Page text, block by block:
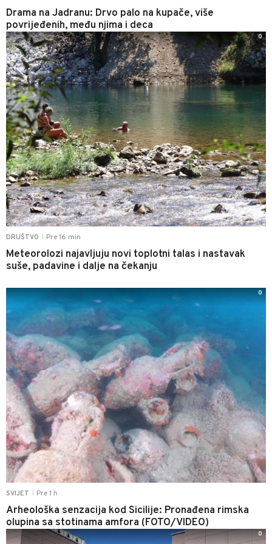
Drama na Jadranu: Drvo palo na kupače, više
povrijeđenih, među njima i deca
DRUŠTVO Pre 16 min
Meteorolozi najavljuju novi toplotni talas i nastavak
suše, padavine i dalje na čekanju
0
SVIJET Pre 1 h
Arheološka senzacija kod Sicilije: Pronađena rimska
olupina sa stotinama amfora (FOTO/VIDEO)
0
0